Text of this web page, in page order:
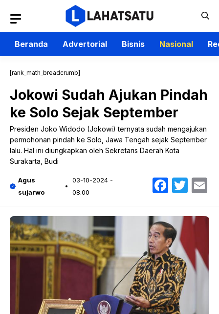
isi
Beranda
Advertorial Bisnis Nasional
[rank_math_breadcrumb]
Jokowi Sudah Ajukan Pindah
ke Solo Sejak September
Presiden Joko Widodo (Jokowi) ternyata sudah mengajukan
permohonan pindah ke Solo, Jawa Tengah sejak September
lalu. Hal ini diungkapkan oleh Sekretaris Daerah Kota
Surakarta, Budi
Agus
sujarwo
03-10-2024 -
08.00